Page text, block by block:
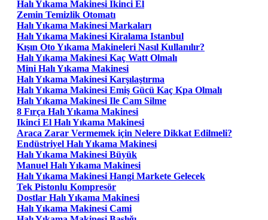
Halı Yıkama Makinesi Ikinci El
Zemin Temizlik Otomatı
Halı Yıkama Makinesi Markaları
Halı Yıkama Makinesi Kiralama Istanbul
Kışın Oto Yıkama Makineleri Nasıl Kullanılır?
Halı Yıkama Makinesi Kaç Watt Olmalı
Mini Halı Yıkama Makinesi
Halı Yıkama Makinesi Karşılaştırma
Halı Yıkama Makinesi Emiş Gücü Kaç Kpa Olmalı
Halı Yıkama Makinesi Ile Cam Silme
8 Fırça Halı Yıkama Makinesi
Ikinci El Halı Yıkama Makinesi
Araca Zarar Vermemek için Nelere Dikkat Edilmeli?
Endüstriyel Halı Yıkama Makinesi
Halı Yıkama Makinesi Büyük
Manuel Halı Yıkama Makinesi
Halı Yıkama Makinesi Hangi Markete Gelecek
Tek Pistonlu Kompresör
Dostlar Halı Yıkama Makinesi
Halı Yıkama Makinesi Cami